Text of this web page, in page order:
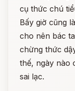
cụ thức chú
Bấy giờ cũng
cho nên bác
chừng thức
thế, ngày nào
sai lạc.